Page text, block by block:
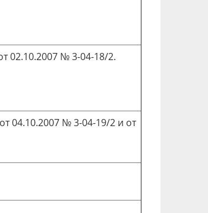
02.10.2007 № 3-04-18/2.
04.10.2007 № 3-04-19/2 и от